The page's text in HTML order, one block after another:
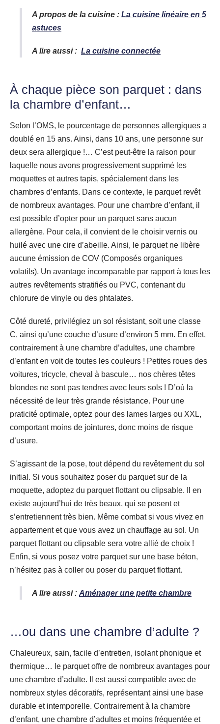
A propos de la cuisine : La cuisine linéaire en 5
astuces
A lire aussi : La cuisine connectée
À chaque pièce son parquet : dans
la chambre d’enfant…
Selon l’OMS, le pourcentage de personnes allergiques a
doublé en 15 ans. Ainsi, dans 10 ans, une personne sur
deux sera allergique !… C’est peut-être la raison pour
laquelle nous avons progressivement supprimé les
moquettes et autres tapis, spécialement dans les
chambres d’enfants. Dans ce contexte, le parquet revêt
de nombreux avantages. Pour une chambre d’enfant, il
est possible d’opter pour un parquet sans aucun
allergène. Pour cela, il convient de le choisir vernis ou
huilé avec une cire d’abeille. Ainsi, le parquet ne libère
aucune émission de COV (Composés organiques
volatils). Un avantage incomparable par rapport à tous les
autres revêtements stratifiés ou PVC, contenant du
chlorure de vinyle ou des phtalates.
Côté dureté, privilégiez un sol résistant, soit une classe
C, ainsi qu’une couche d’usure d’environ 5 mm. En effet,
contrairement à une chambre d’adultes, une chambre
d’enfant en voit de toutes les couleurs ! Petites roues des
voitures, tricycle, cheval à bascule… nos chères têtes
blondes ne sont pas tendres avec leurs sols ! D’où la
nécessité de leur très grande résistance. Pour une
praticité optimale, optez pour des lames larges ou XXL,
comportant moins de jointures, donc moins de risque
d’usure.
S’agissant de la pose, tout dépend du revêtement du sol
initial. Si vous souhaitez poser du parquet sur de la
moquette, adoptez du parquet flottant ou clipsable. Il en
existe aujourd’hui de très beaux, qui se posent et
s’entretiennent très bien. Même combat si vous vivez en
appartement et que vous avez un chauffage au sol. Un
parquet flottant ou clipsable sera votre allié de choix !
Enfin, si vous posez votre parquet sur une base béton,
n’hésitez pas à coller ou poser du parquet flottant.
A lire aussi : Aménager une petite chambre
…ou dans une chambre d’adulte ?
Chaleureux, sain, facile d’entretien, isolant phonique et
thermique… le parquet offre de nombreux avantages pour
une chambre d’adulte. Il est aussi compatible avec de
nombreux styles décoratifs, représentant ainsi une base
durable et intemporelle. Contrairement à la chambre
d’enfant, une chambre d’adultes et moins fréquentée et